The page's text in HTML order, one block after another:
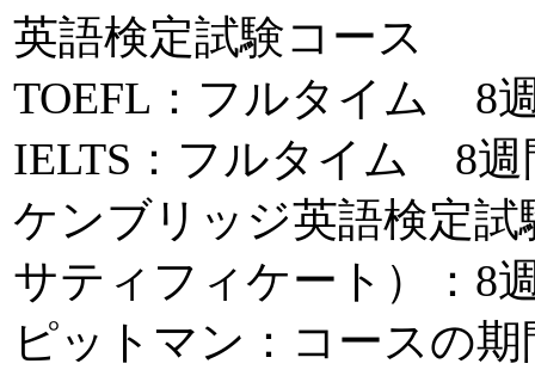
英語検定試験コース
TOEFL：フルタイム 8
IELTS：フルタイム 8週
ケンブリッジ英語検定
サティフィケート）：8
ピットマン：コースの